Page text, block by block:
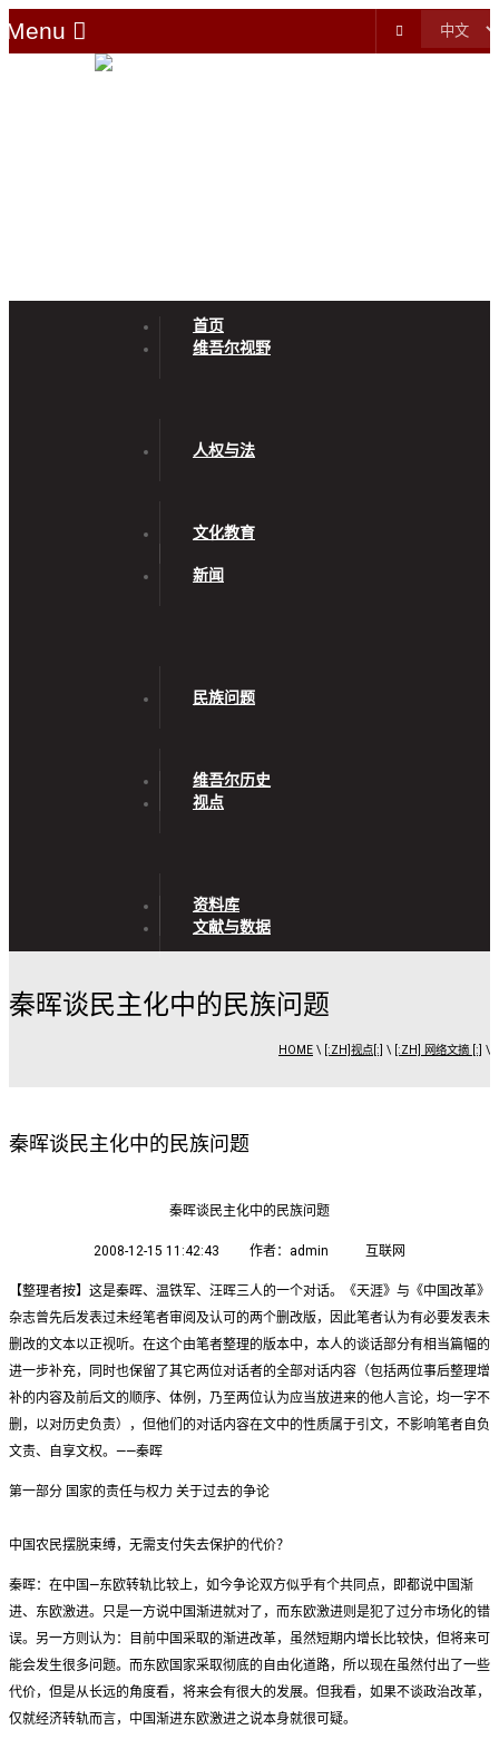
Menu
首页
维吾尔视野
人权与法
文化教育
新闻
民族问题
维吾尔历史
视点
资料库
文献与数据
秦晖谈民主化中的民族问题
HOME \ [:ZH]视点[:] \ [:ZH] 网络文摘 [:] \
秦晖谈民主化中的民族问题
秦晖谈民主化中的民族问题
2008-12-15 11:42:43 作者：admin 互联网
【整理者按】这是秦晖、温铁军、汪晖三人的一个对话。《天涯》与《中国改革》
杂志曾先后发表过未经笔者审阅及认可的两个删改版，因此笔者认为有必要发表未
删改的文本以正视听。在这个由笔者整理的版本中，本人的谈话部分有相当篇幅的
进一步补充，同时也保留了其它两位对话者的全部对话内容（包括两位事后整理增
补的内容及前后文的顺序、体例，乃至两位认为应当放进来的他人言论，均一字不
删，以对历史负责），但他们的对话内容在文中的性质属于引文，不影响笔者自负
文责、自享文权。——秦晖
第一部分 国家的责任与权力 关于过去的争论
中国农民摆脱束缚，无需支付失去保护的代价？
秦晖：在中国—东欧转轨比较上，如今争论双方似乎有个共同点，即都说中国渐
进、东欧激进。只是一方说中国渐进就对了，而东欧激进则是犯了过分市场化的错
误。另一方则认为：目前中国采取的渐进改革，虽然短期内增长比较快，但将来可
能会发生很多问题。而东欧国家采取彻底的自由化道路，所以现在虽然付出了一些
代价，但是从长远的角度看，将来会有很大的发展。但我看，如果不谈政治改革，
仅就经济转轨而言，中国渐进东欧激进之说本身就很可疑。